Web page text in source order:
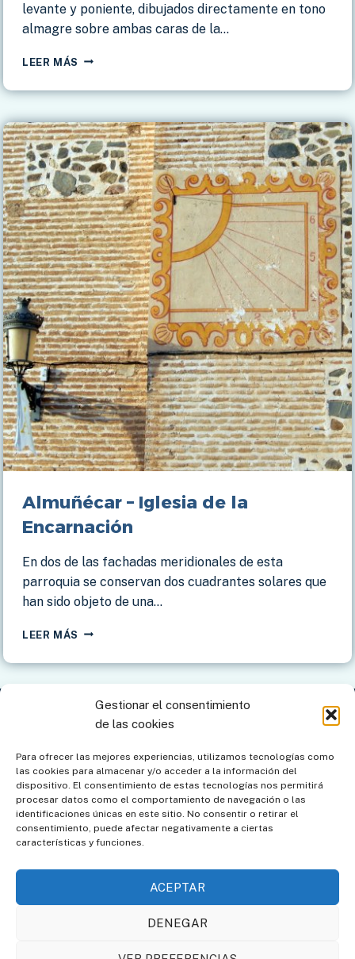
Gestionar el consentimiento
de las cookies
Para ofrecer las mejores experiencias, utilizamos tecnologías como
las cookies para almacenar y/o acceder a la información del
dispositivo. El consentimiento de estas tecnologías nos permitirá
procesar datos como el comportamiento de navegación o las
identificaciones únicas en este sitio. No consentir o retirar el
consentimiento, puede afectar negativamente a ciertas
características y funciones.
ACEPTAR
DENEGAR
levante y poniente, dibujados directamente en tono
almagre sobre ambas caras de la…
LEER MÁS CARMONA
HACIENDA
PLATA
Almuñécar – Iglesia de la
Encarnación
En dos de las fachadas meridionales de esta
parroquia se conservan dos cuadrantes solares que
han sido objeto de una…
LEER MÁS ALMUÑÉCAR
IGLESIA
ENCARNACIÓN
Aviso legal
Política de cookies Mapa del sitio
Política de cookies (UE)
Societat Catalana de